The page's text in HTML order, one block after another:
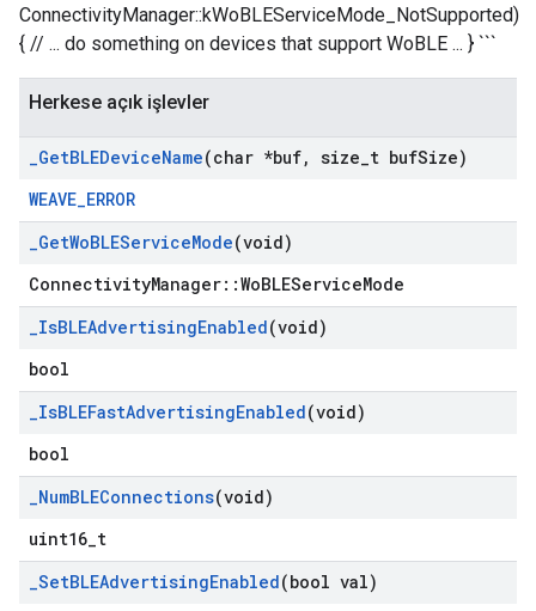
ConnectivityManager::kWoBLEServiceMode_NotSupported)
{ // ... do something on devices that support WoBLE ... } ```
Herkese açık işlevler
_GetBLEDeviceName(char *buf, size t bufSize)
WEAVE_ERROR
_GetWoBLEServiceMode(void)
ConnectivityManager::WoBLEServiceMode
_IsBLEAdvertisingEnabled(void)
bool
_IsBLEFastAdvertisingEnabled(void)
bool
_NumBLEConnections(void)
uint16_t
_SetBLEAdvertisingEnabled(bool val)